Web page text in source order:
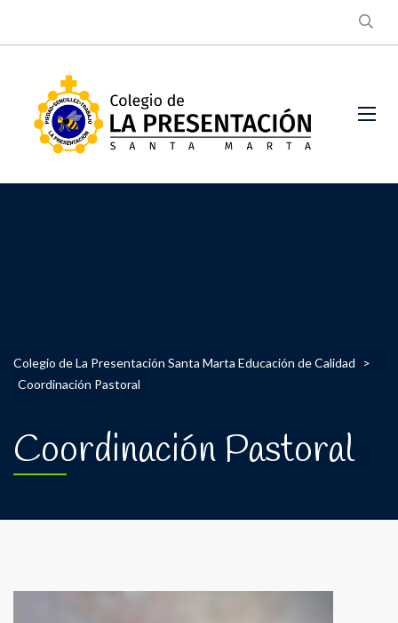
Colegio de La Presentación Santa Marta Educación de Calidad
>
Coordinación Pastoral
Coordinación Pastoral